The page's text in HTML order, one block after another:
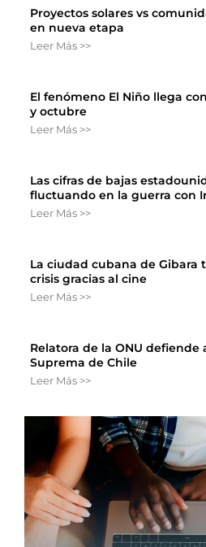
Proyectos solares vs
en nueva etapa
Leer Más >>
El fenómeno El Niño llega
y octubre
Leer Más >>
Las cifras de bajas
fluctuando en la guerra con
Leer Más >>
La ciudad cubana de Gibara
crisis gracias al cine
Leer Más >>
Relatora de la ONU defiende
Suprema de Chile
Leer Más >>